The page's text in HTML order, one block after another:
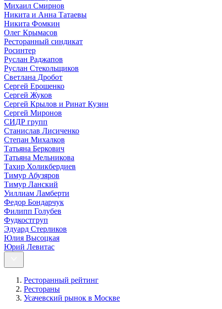
Михаил Смирнов
Никита и Анна Татаевы
Никита Фомкин
Олег Крымасов
Ресторанный синдикат
Росинтер
Руслан Раджапов
Руслан Стекольщиков
Светлана Дробот
Сергей Ерошенко
Сергей Жуков
Сергей Крылов и Ринат Кузин
Сергей Миронов
СИДР групп
Станислав Лисиченко
Степан Михалков
Татьяна Беркович
Татьяна Мельникова
Тахир Холикбердиев
Тимур Абузяров
Тимур Ланский
Уиллиам Ламберти
Федор Бондарчук
Филипп Голубев
Фудкостгруп
Эдуард Стерликов
Юлия Высоцкая
Юрий Левитас
Ресторанный рейтинг
Рестораны
Усачевский рынок в Москве